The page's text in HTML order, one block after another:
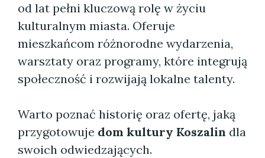
od lat pełni kluczową rolę w życiu
kulturalnym miasta. Oferuje
mieszkańcom różnorodne wydarzenia,
warsztaty oraz programy, które integrują
społeczność i rozwijają lokalne talenty.
Warto poznać historię oraz ofertę, jaką
przygotowuje dom kultury Koszalin dla
swoich odwiedzających.